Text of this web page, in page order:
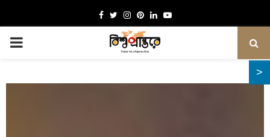
Facebook
TwitterInstagram
Pinterest
LinkedinYoutube
PRIMARY